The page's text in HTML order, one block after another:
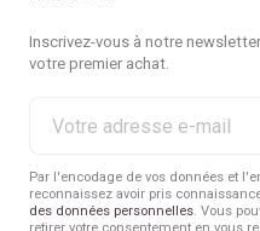
enfindu sens, porteurs de
valeurs et d’histoire ?
excès ni culpabilité ?
Inscrivez-vous à notre
votre premier achat.
adresse
mail
Par l'encodage de vos données et
reconnaissez avoir pris
des données personnelles. Vous